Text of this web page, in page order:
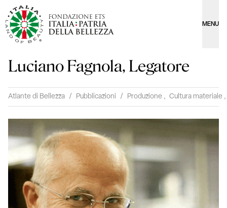
MENU
Luciano Fagnola, Legatore
Atlante di Bellezza / Pubblicazioni / Produzione , Cultura materiale ,